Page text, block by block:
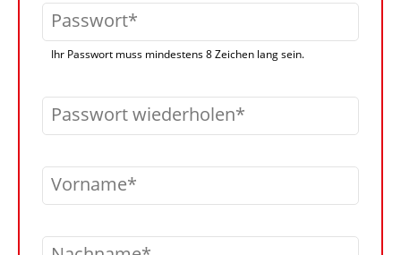
Passwort
Ihr Passwort muss mindestens 8 Zeichen lang sein.
Passwort wiederholen
Vorname